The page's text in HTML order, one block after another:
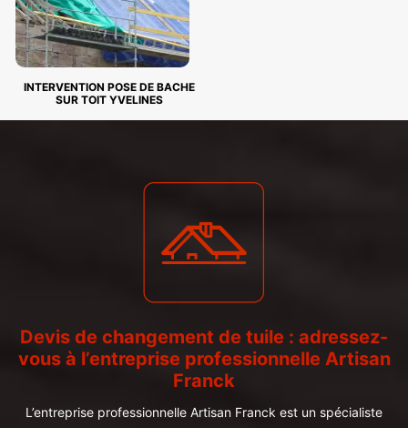
INTERVENTION POSE DE BACHE
SUR TOIT YVELINES
Devis de changement de tuile : adressez-
vous à l’entreprise professionnelle Artisan
Franck
L’entreprise professionnelle Artisan Franck est un spécialiste